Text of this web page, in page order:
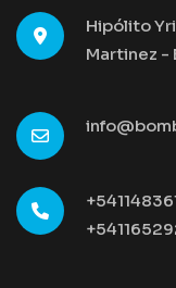
Hipólito
Martinez -